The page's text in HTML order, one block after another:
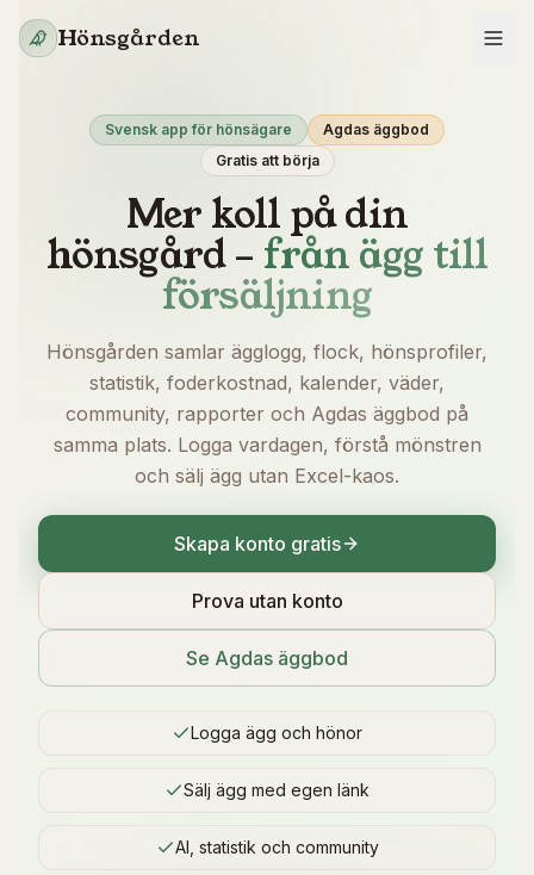
Hönsgården
Svensk app för hönsägare
Agdas äggbod
Gratis att börja
Mer koll på din
hönsgård – från ägg till
försäljning
Hönsgården samlar ägglogg, flock, hönsprofiler,
statistik, foderkostnad, kalender, väder,
community, rapporter och Agdas äggbod på
samma plats. Logga vardagen, förstå mönstren
och sälj ägg utan Excel-kaos.
Skapa konto gratis
Prova utan konto
Se Agdas äggbod
Logga ägg och hönor
Sälj ägg med egen länk
AI, statistik och community